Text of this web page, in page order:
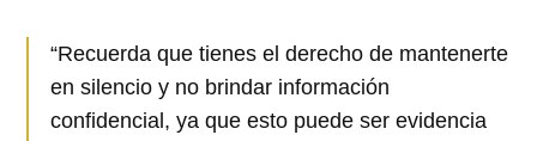
“Recuerda que tienes el derecho de mantenerte
en silencio y no brindar información
confidencial, ya que esto puede ser evidencia